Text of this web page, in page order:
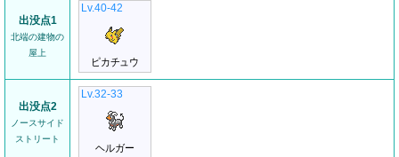
出没点1
北端の建物の
屋上
Lv.40-42
ピカチュウ
出没点2
ノースサイド
ストリート
Lv.32-33
ヘルガー